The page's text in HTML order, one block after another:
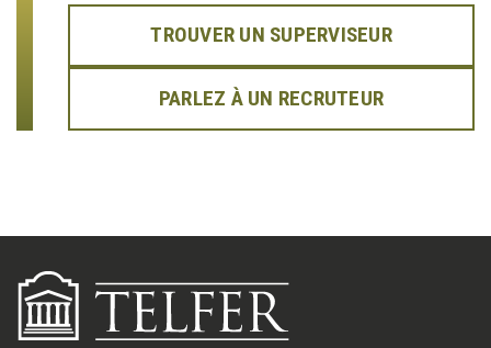
TROUVER UN SUPERVISEUR
PARLEZ À UN RECRUTEUR